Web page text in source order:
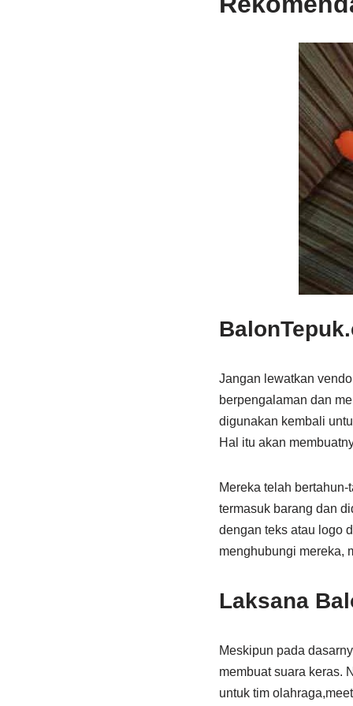
Jangan lewatkan
berpengalaman dan
digunakan kembali
Hal itu akan
Mereka telah
termasuk barang dan
dengan teks atau logo
menghubungi mereka,
Laksana
Meskipun pada
membuat suara keras.
untuk tim